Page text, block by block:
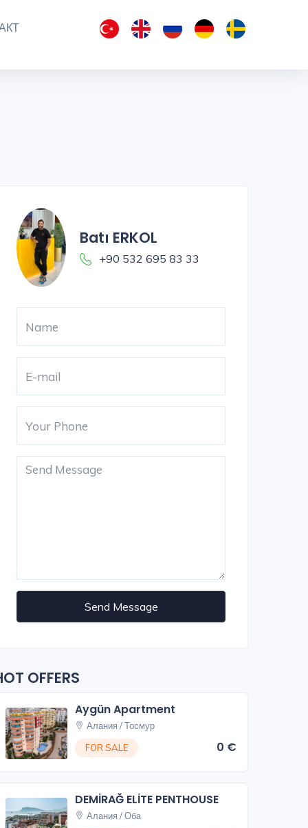
Batı ERKOL
+90 532 695 83 33
Send Message
OFFERS
Aygün Apartment
Алания / Тосмур
FOR SALE
0 €
DEMİRAĞ ELİTE PENTHOUSE
Алания / Оба